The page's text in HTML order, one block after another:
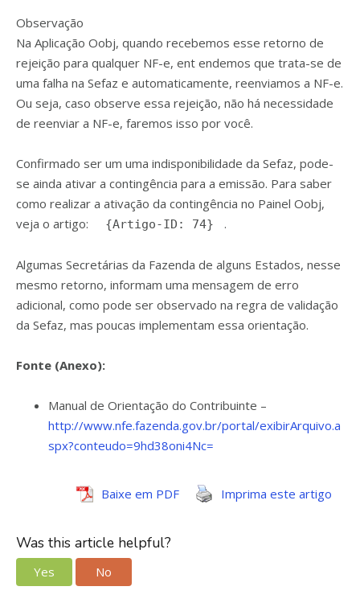
Observação
Na Aplicação Oobj, quando recebemos esse retorno de
rejeição para qualquer NF-e, ent endemos que trata-se de
uma falha na Sefaz e automaticamente, reenviamos a NF-e.
Ou seja, caso observe essa rejeição, não há necessidade
de reenviar a NF-e, faremos isso por você.
Confirmado ser um uma indisponibilidade da Sefaz, pode-
se ainda ativar a contingência para a emissão. Para saber
como realizar a ativação da contingência no Painel Oobj,
veja o artigo:
{Artigo-ID: 74} .
Algumas Secretárias da Fazenda de alguns Estados, nesse
mesmo retorno, informam uma mensagem de erro
adicional, como pode ser observado na regra de validação
da Sefaz, mas poucas implementam essa orientação.
Fonte (Anexo):
Manual de Orientação do Contribuinte –
http://www.nfe.fazenda.gov.br/portal/exibirArquivo.a
spx?conteudo=9hd38oni4Nc=
Baixe em PDF Imprima este artigo
Was this article helpful?
Yes No